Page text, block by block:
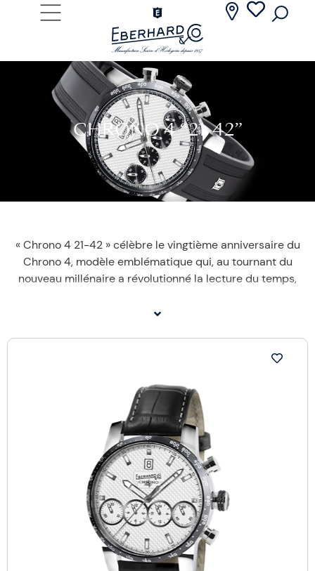
CHRONO 4 “21-42”
« Chrono 4 21-42 » célèbre le vingtième anniversaire du
Chrono 4, modèle emblématique qui, au tournant du
nouveau millénaire a révolutionné la lecture du temps,
l’histoire de l’horlogerie à présenter quatre compteurs
Le nom du modèle, « 21-42 », rappelle les chiffres
que la taille du boîtier. Disponible en deux versions de
lunettes assorties à des cadrans aux finitions diverses
– soleil ou « Clous de Paris » – tous dotés de compteurs
à finition azurée, la Chrono 4 21-42 est proposé sur
bracelet en alligator, en gomme, ou sur le bracelet en
acier Chaque.
À l’occasion du 75e anniversaire de Tex Willer, la
Maison a créé Chrono 4 Pards, une édition limitée
spéciale de Chrono 4 21-42 qui rend hommage aux
aventures de l’Aquila della Notte.